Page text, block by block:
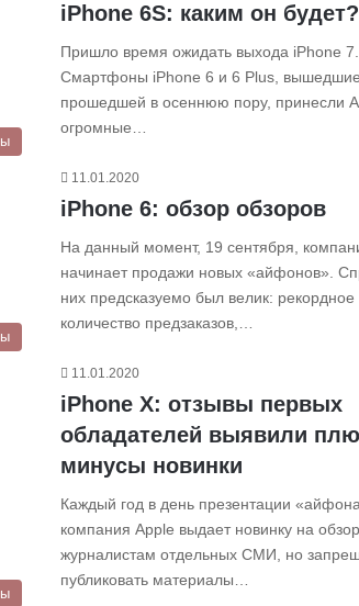
iPhone 6S: каким он будет?
Пришло время ожидать выхода iPhone 7.
Смартфоны iPhone 6 и 6 Plus, вышедшие
прошедшей в осеннюю пору, принесли
огромные…
11.01.2020
iPhone 6: обзор обзоров
На данный момент, 19 сентября,
начинает продажи новых «айфонов».
них предсказуемо был велик: рекордное
количество предзаказов,…
11.01.2020
iPhone X: отзывы первых
обладателей выявили
минусы новинки
Каждый год в день презентации
компания Apple выдает новинку на обзор
журналистам отдельных СМИ, но
публиковать материалы…